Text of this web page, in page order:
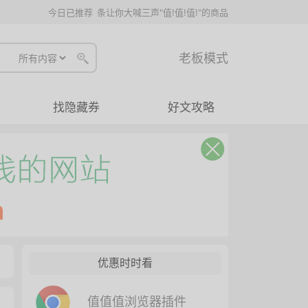
今日已推荐 条让你大喊三声"值!值!值!"的商品
老板模式
找隐藏券 好文攻略
优惠时时看
值值值浏览器插件